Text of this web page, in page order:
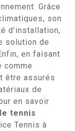
Grâce
son
d’installation,
solution de
en faisant
comme
être assurés
de
en savoir
tennis
Tennis à